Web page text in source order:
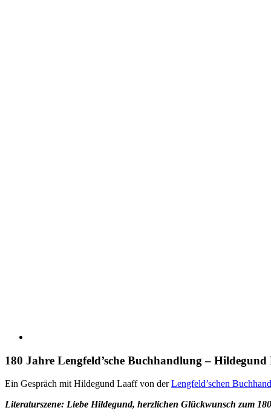
180 Jahre Lengfeld’sche Buchhandlung –
Ein Gespräch mit Hildegund Laaff von derLengfeld’schen
Literaturszene: Liebe Hildegund, herzlichen Glückwunsch zum